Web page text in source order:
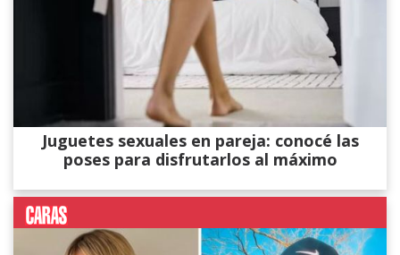
Juguetes sexuales en pareja: conocé las
poses para disfrutarlos al máximo